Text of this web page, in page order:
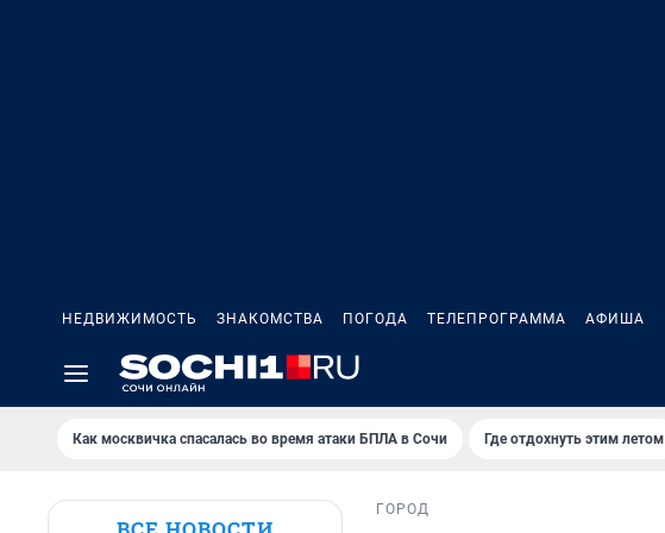
НЕДВИЖИМОСТЬ ЗНАКОМСТВА ПОГОДА ТЕЛЕПРОГРАММА АФИША
Как москвичка спасалась во время атаки БПЛА в Сочи Где отдохнуть этим летом
ГОРОД